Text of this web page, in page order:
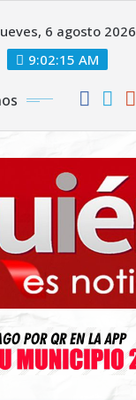
6 agosto 2026
9:02:16 AM